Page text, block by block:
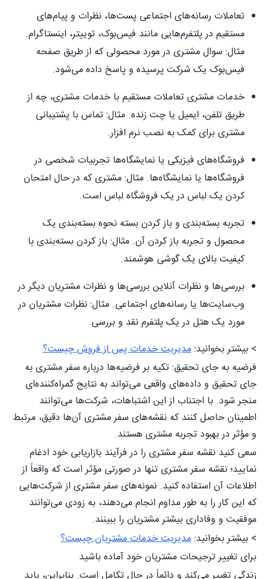
تعاملات رسانه‌های اجتماعی پست‌ها، نظرات و پیام‌های
مستقیم در پلتفرم‌هایی مانند فیس‌بوک، توییتر، اینستاگرام.
مثال: سوال مشتری در مورد محصولی که از طریق صفحه
فیس‌بوک یک شرکت پرسیده و پاسخ داده می‌شود.
خدمات مشتری تعاملات مستقیم با خدمات مشتری، چه از
طریق تلفن، ایمیل یا چت زنده. مثال: تماس با پشتیبانی
مشتری برای کمک به نصب نرم افزار.
فروشگاه‌های فیزیکی یا نمایشگاه‌ها تجربیات شخصی در
فروشگاه‌ها یا نمایشگاه‌ها. مثال: مشتری که در حال امتحان
کردن یک لباس در یک فروشگاه لباس است.
تجربه بسته‌بندی و باز کردن بسته نحوه بسته‌بندی یک
محصول و تجربه باز کردن آن. مثال: باز کردن بسته‌بندی با
کیفیت بالای یک گوشی هوشمند.
بررسی‌ها و نظرات آنلاین بررسی‌ها و نظرات مشتریان دیگر در
وب‌سایت‌ها یا رسانه‌های اجتماعی. مثال: نظرات مشتریان در
مورد یک هتل در یک پلتفرم نقد و بررسی.
> بیشتر بخوانید:مدیریت خدمات پس از فروش چیست؟
فرضیه به جای تحقیق: تکیه بر فرضیه‌ها درباره سفر مشتری به
جای تحقیق و داده‌های واقعی می‌تواند به نتایج گمراه‌کننده‌ای
منجر شود. با اجتناب از این اشتباهات، شرکت‌ها می‌توانند
اطمینان حاصل کنند که نقشه‌های سفر مشتری آن‌ها دقیق، مرتبط
و مؤثر در بهبود تجربه مشتری هستند.
سعی کنید نقشه سفر مشتری را در فرآیند بازاریابی خود ادغام
نمایید؛ نقشه سفر مشتری تنها در صورتی مؤثر است که واقعاً از
اطلاعات آن استفاده کنید. نمونه‌های سفر مشتری از شرکت‌هایی
که این کار را به طور مداوم انجام می‌دهند، به زودی می‌توانند
موفقیت و وفاداری بیشتر مشتریان را ببینند.
> بیشتر بخوانید:مدیریت خدمات مشتریان چیست؟
برای تغییر ترجیحات مشتریان خود آماده باشید
زندگی تغییر می‌کند و دائماً در حال تکامل است. بنابراین، باید